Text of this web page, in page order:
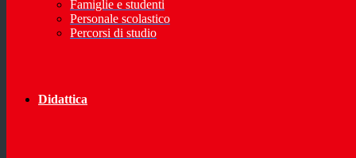
Famiglie e studenti
Personale scolastico
Percorsi di studio
Didattica